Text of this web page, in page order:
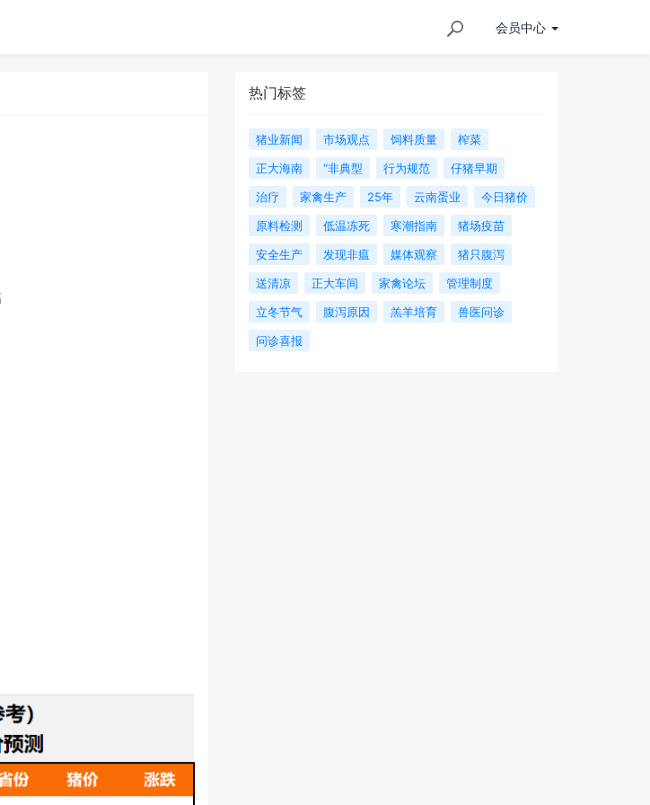
会员中心
热门标签
猪业新闻 市场观点 饲料质量
榨菜
正大海南
“非典型 行为规范
仔猪早期
治疗
家禽生产 25年 云南蛋业
今日猪价
原料检测
低温冻死 寒潮指南
猪场疫苗
安全生产
发现非瘟 媒体观察
猪只腹泻
送清凉
正大车间 家禽论坛
管理制度
立冬节气
腹泻原因 羔羊培育
兽医问诊
问诊喜报